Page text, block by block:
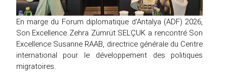
En marge du Forum diplomatique d'Antalya (ADF) 2026,
Son Excellence Zehra Zümrüt SELÇUK a rencontré Son
Excellence Susanne RAAB, directrice générale du Centre
international pour le développement des politiques
migratoires.